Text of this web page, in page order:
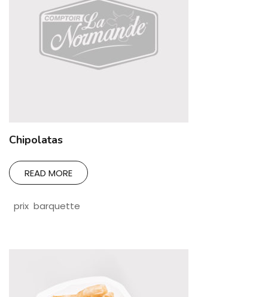
Chipolatas
READ MORE
prix barquette